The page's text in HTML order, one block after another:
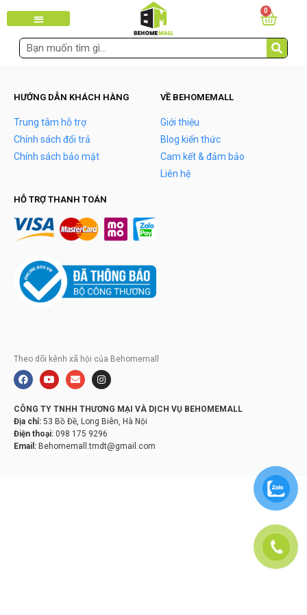
0
HƯỚNG DẪN KHÁCH HÀNG
Trung tâm hỗ trợ
Chính sách đổi trả
Chính sách bảo mật
VỀ BEHOMEMALL
Giới thiệu
Blog kiến thức
Cam kết & đảm bảo
Liên hệ
HỖ TRỢ THANH TOÁN
CÔNG TY TNHH THƯƠNG MẠI VÀ DỊCH VỤ BEHOMEMALL
Địa chỉ: 53 Bồ Đề, Long Biên, Hà Nội
Điện thoại: 098 175 9296
Email: Behomemall.tmdt@gmail.com
Theo dõi kênh xã hội của Behomemall